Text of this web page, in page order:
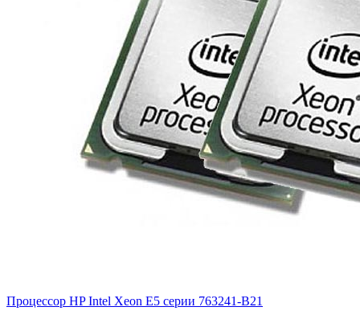
Процессор HP Intel Xeon E5 серии 763241-B21